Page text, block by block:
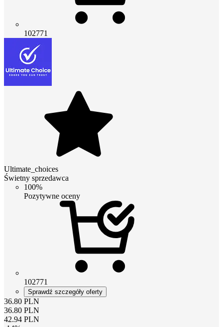
102771
Ultimate_choices
Świetny sprzedawca
100%
Pozytywne oceny
102771
Sprawdź szczegóły oferty
36.80 PLN
36.80 PLN
42.94 PLN